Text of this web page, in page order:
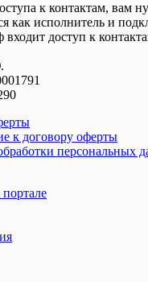
к контактам, вам
как исполнитель и
доступ к
к договору оферты
персональных